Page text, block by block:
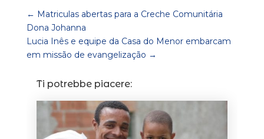
← Matriculas abertas para a Creche Comunitária
Dona Johanna
Lucia Inês e equipe da Casa do Menor embarcam
em missão de evangelização →
Ti potrebbe piacere: